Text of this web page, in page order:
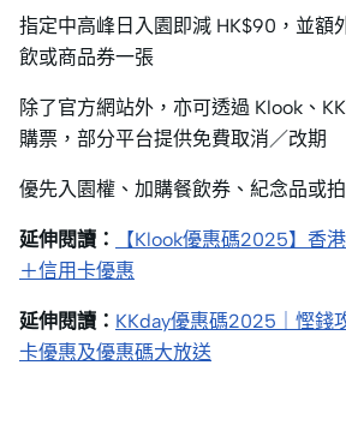
指定中高峰日入園即減 HK$90，並額
飲或商品券一張
除了官方網站外，亦可透過 Klook、
購票，部分平台提供免費取消／改期
優先入園權、加購餐飲券、紀念品或
延伸閱讀：
【Klook優惠碼2025】香
＋信用卡優惠
延伸閱讀： KKday優惠碼2025｜慳錢
卡優惠及優惠碼大放送